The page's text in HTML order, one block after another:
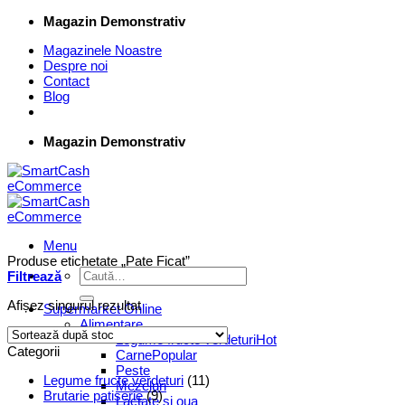
Skip
content
Magazin Demonstrativ
Magazinele Noastre
Despre noi
Contact
Blog
Magazin Demonstrativ
Menu
Caută
după:
Supermarket Online
Alimentare
Legume fructe verdeturi
Carne
Peste
Mezeluri
Lactate si oua
Produse etichetate „Pate Ficat”
Filtrează
Afișez singurul rezultat
Categorii
Legume fructe verdeturi (11)
Brutarie patiserie (9)